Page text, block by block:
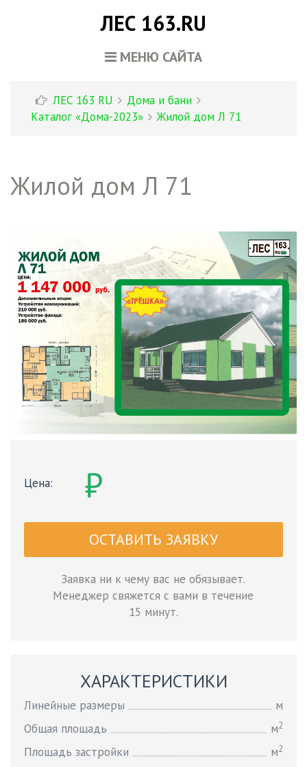
ЛЕС 163.RU
МЕНЮ САЙТА
ЛЕС 163 RU
Дома и бани
Каталог «Дома-2023»
Жилой дом Л 71
Жилой дом Л 71
Цена: ₽
ОСТАВИТЬ ЗАЯВКУ
Заявка ни к чему вас не обязывает.
Менеджер свяжется с вами в течение
15 минут.
ХАРАКТЕРИСТИКИ
Линейные размеры
м
Общая площадь
м2
Площадь застройки м2